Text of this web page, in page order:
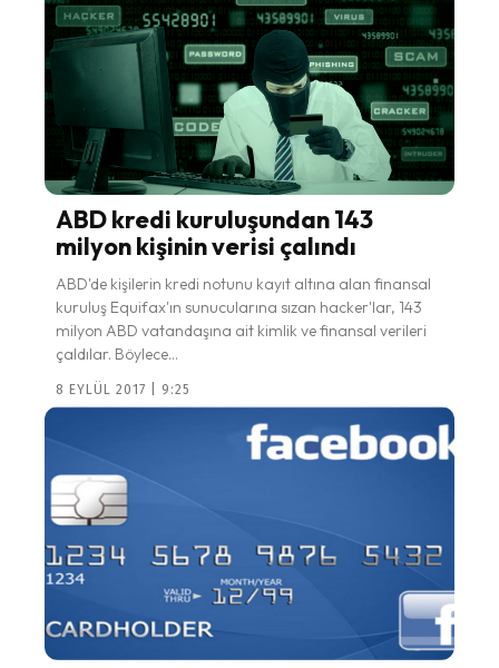
ABD kredi kuruluşundan 143
milyon kişinin verisi çalındı
ABD'de kişilerin kredi notunu kayıt altına alan finansal
kuruluş Equifax'ın sunucularına sızan hacker'lar, 143
milyon ABD vatandaşına ait kimlik ve finansal verileri
çaldılar. Böylece...
8 EYLÜL 2017 | 9:25